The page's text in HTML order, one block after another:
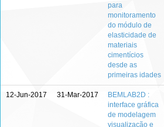
para
monitoramento
do módulo de
elasticidade de
materiais
cimentícios
desde as
primeiras idades
12-Jun-2017 31-Mar-2017
BEMLAB2D :
interface gráfica
de modelagem
visualização e